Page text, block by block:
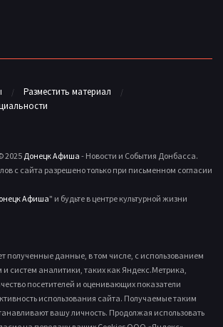
Разместить материал
2025 Донецк Афиша - Новости и События Донбасса.
с сайта разрешено только при письменном согласии
Афиша" и будьте в центре культурной жизни
полученные данные, в том числе, с использованием
систем аналитики, таких как Яндекс.Метрика,
посетителей и оценивающих показатели
использования сайта. Получаемые таким
вашу личность. Продолжая использовать